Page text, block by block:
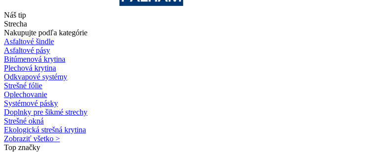
Náš tip
Strecha
Nakupujte podľa kategórie
Asfaltové šindle
Asfaltové pásy
Bitúmenová krytina
Plechová krytina
Odkvapové systémy
Strešné fólie
Oplechovanie
Systémové pásky
Doplnky pre šikmé strechy
Strešné okná
Ekologická strešná krytina
Zobraziť všetko >
Top značky